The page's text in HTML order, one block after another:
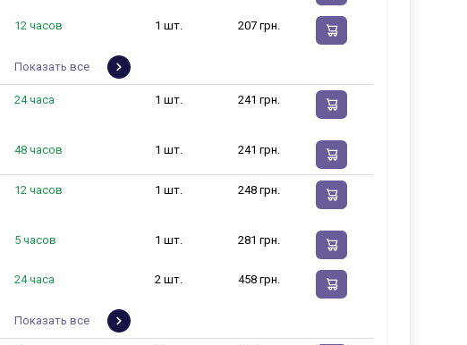
12 часов 1 шт. 207 грн.
Показать все
24 часа 1 шт. 241 грн.
48 часов 1 шт. 241 грн.
12 часов 1 шт. 248 грн.
5 часов 1 шт. 281 грн.
24 часа 2 шт. 458 грн.
Показать все